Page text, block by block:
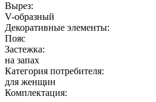
Вырез:
V-образный
Декоративные элементы:
Пояс
Застежка:
на запах
Категория потребителя:
для женщин
Комплектация: